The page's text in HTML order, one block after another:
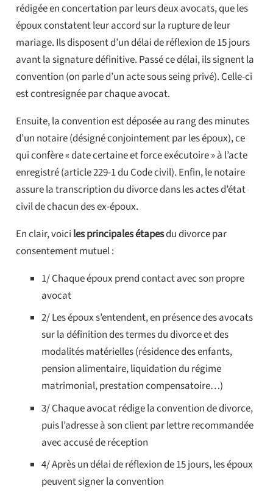
rédigée en concertation par leurs deux avocats, que les
époux constatent leur accord sur la rupture de leur
mariage. Ils disposent d’un délai de réflexion de 15 jours
avant la signature définitive. Passé ce délai, ils signent la
convention (on parle d’un acte sous seing privé). Celle-ci
est contresignée par chaque avocat.
Ensuite, la convention est déposée au rang des minutes
d’un notaire (désigné conjointement par les époux), ce
qui confère « date certaine et force exécutoire » à l’acte
enregistré (article 229-1 du Code civil). Enfin, le notaire
assure la transcription du divorce dans les actes d’état
civil de chacun des ex-époux.
En clair, voici les principales étapesdu divorce par
consentement mutuel :
1/ Chaque époux prend contact avec son propre
avocat
2/ Les époux s’entendent, en présence des avocats
sur la définition des termes du divorce et des
modalités matérielles (résidence des enfants,
pension alimentaire, liquidation du régime
matrimonial, prestation compensatoire…)
3/ Chaque avocat rédige la convention de divorce,
puis l’adresse à son client par lettre recommandée
avec accusé de réception
4/ Après un délai de réflexion de 15 jours, les époux
peuvent signer la convention